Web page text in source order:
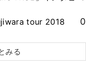
tour 2018
0
みる